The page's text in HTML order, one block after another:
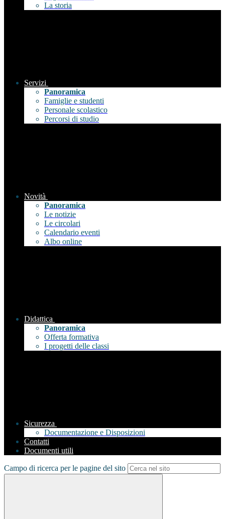
La storia
Servizi
Panoramica
Famiglie e studenti
Personale scolastico
Percorsi di studio
Novità
Panoramica
Le notizie
Le circolari
Calendario eventi
Albo online
Didattica
Panoramica
Offerta formativa
I progetti delle classi
Sicurezza
Documentazione e Disposizioni
Contatti
Documenti utili
Campo di ricerca per le pagine del sito